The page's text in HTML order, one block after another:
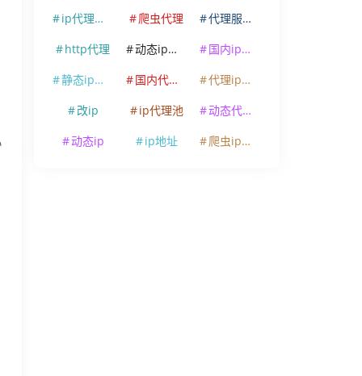
ip代理软件
爬虫代理
代理服务器
http代理
动态ip代理
国内ip代理
静态ip代理
国内代理ip
代理ip软件
改ip
ip代理池
动态代理ip
动态ip
ip地址 爬虫ip代理